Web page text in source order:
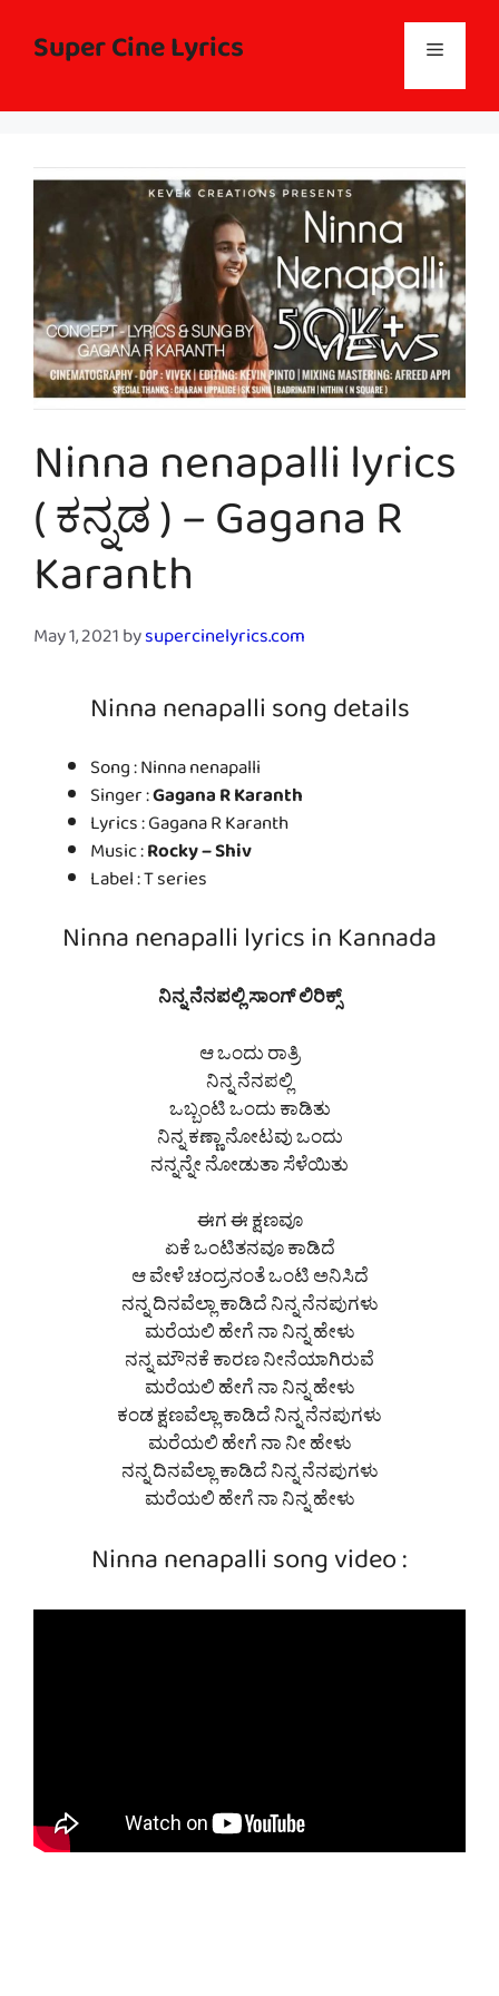
contentSuper Cine Lyrics Menu
Ninna nenapalli lyrics
( ಕನ್ನಡ ) – Gagana R
Karanth
May 1, 2021bysupercinelyrics.com
Ninna nenapalli song details
Song : Ninna nenapalli
Singer :Gagana R Karanth
Lyrics : Gagana R Karanth
Music :Rocky – Shiv
Label : T series
Ninna nenapalli lyrics in Kannada
ನಿನ್ನ ನೆನಪಲ್ಲಿ ಸಾಂಗ್ ಲಿರಿಕ್ಸ್
ಆ ಒಂದು ರಾತ್ರಿ
ನಿನ್ನ ನೆನಪಲ್ಲಿ
ಒಬ್ಬಂಟಿ ಒಂದು ಕಾಡಿತು
ನಿನ್ನ ಕಣ್ಣಾ ನೋಟವು ಒಂದು
ನನ್ನನ್ನೇ ನೋಡುತಾ ಸೆಳೆಯಿತು
ಈಗ ಈ ಕ್ಷಣವೂ
ಏಕೆ ಒಂಟಿತನವೂ ಕಾಡಿದೆ
ಆ ವೇಳೆ ಚಂದ್ರನಂತೆ ಒಂಟಿ ಅನಿಸಿದೆ
ನನ್ನ ದಿನವೆಲ್ಲಾ ಕಾಡಿದೆ ನಿನ್ನ ನೆನಪುಗಳು
ಮರೆಯಲಿ ಹೇಗೆ ನಾ ನಿನ್ನ ಹೇಳು
ನನ್ನ ಮೌನಕೆ ಕಾರಣ ನೀನೆಯಾಗಿರುವೆ
ಮರೆಯಲಿ ಹೇಗೆ ನಾ ನಿನ್ನ ಹೇಳು
ಕಂಡ ಕ್ಷಣವೆಲ್ಲಾ ಕಾಡಿದೆ ನಿನ್ನ ನೆನಪುಗಳು
ಮರೆಯಲಿ ಹೇಗೆ ನಾ ನೀ ಹೇಳು
ನನ್ನ ದಿನವೆಲ್ಲಾ ಕಾಡಿದೆ ನಿನ್ನ ನೆನಪುಗಳು
ಮರೆಯಲಿ ಹೇಗೆ ನಾ ನಿನ್ನ ಹೇಳು
Ninna nenapalli song video :